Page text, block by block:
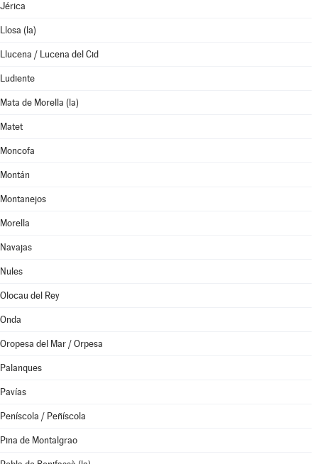
Jérica
Llosa (la)
Llucena / Lucena del Cid
Ludiente
Mata de Morella (la)
Matet
Moncofa
Montán
Montanejos
Morella
Navajas
Nules
Olocau del Rey
Onda
Oropesa del Mar / Orpesa
Palanques
Pavías
Peníscola / Peñíscola
Pina de Montalgrao